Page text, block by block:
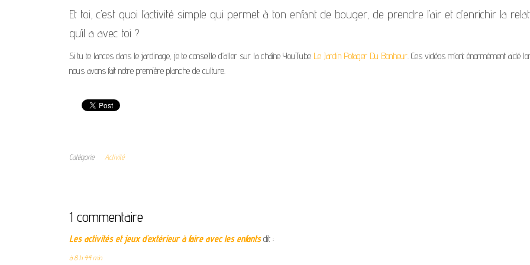
Et toi, c’est quoi l’activité simple qui permet à ton enfant de bouger, de prendre l’air et d’enrichir la
qu’il a avec toi ?
Si tu te lances dans le jardinage, je te conseille d’aller sur la chaîne YouTube Le Jardin Potager Du Bonheur. Ces vidéos m’ont énormément aidé
nous avons fait notre première planche de culture.
Catégorie Activité
1 commentaire
Les activités et jeux d'extérieur à faire avec les enfants dit :
à 8 h 44 min